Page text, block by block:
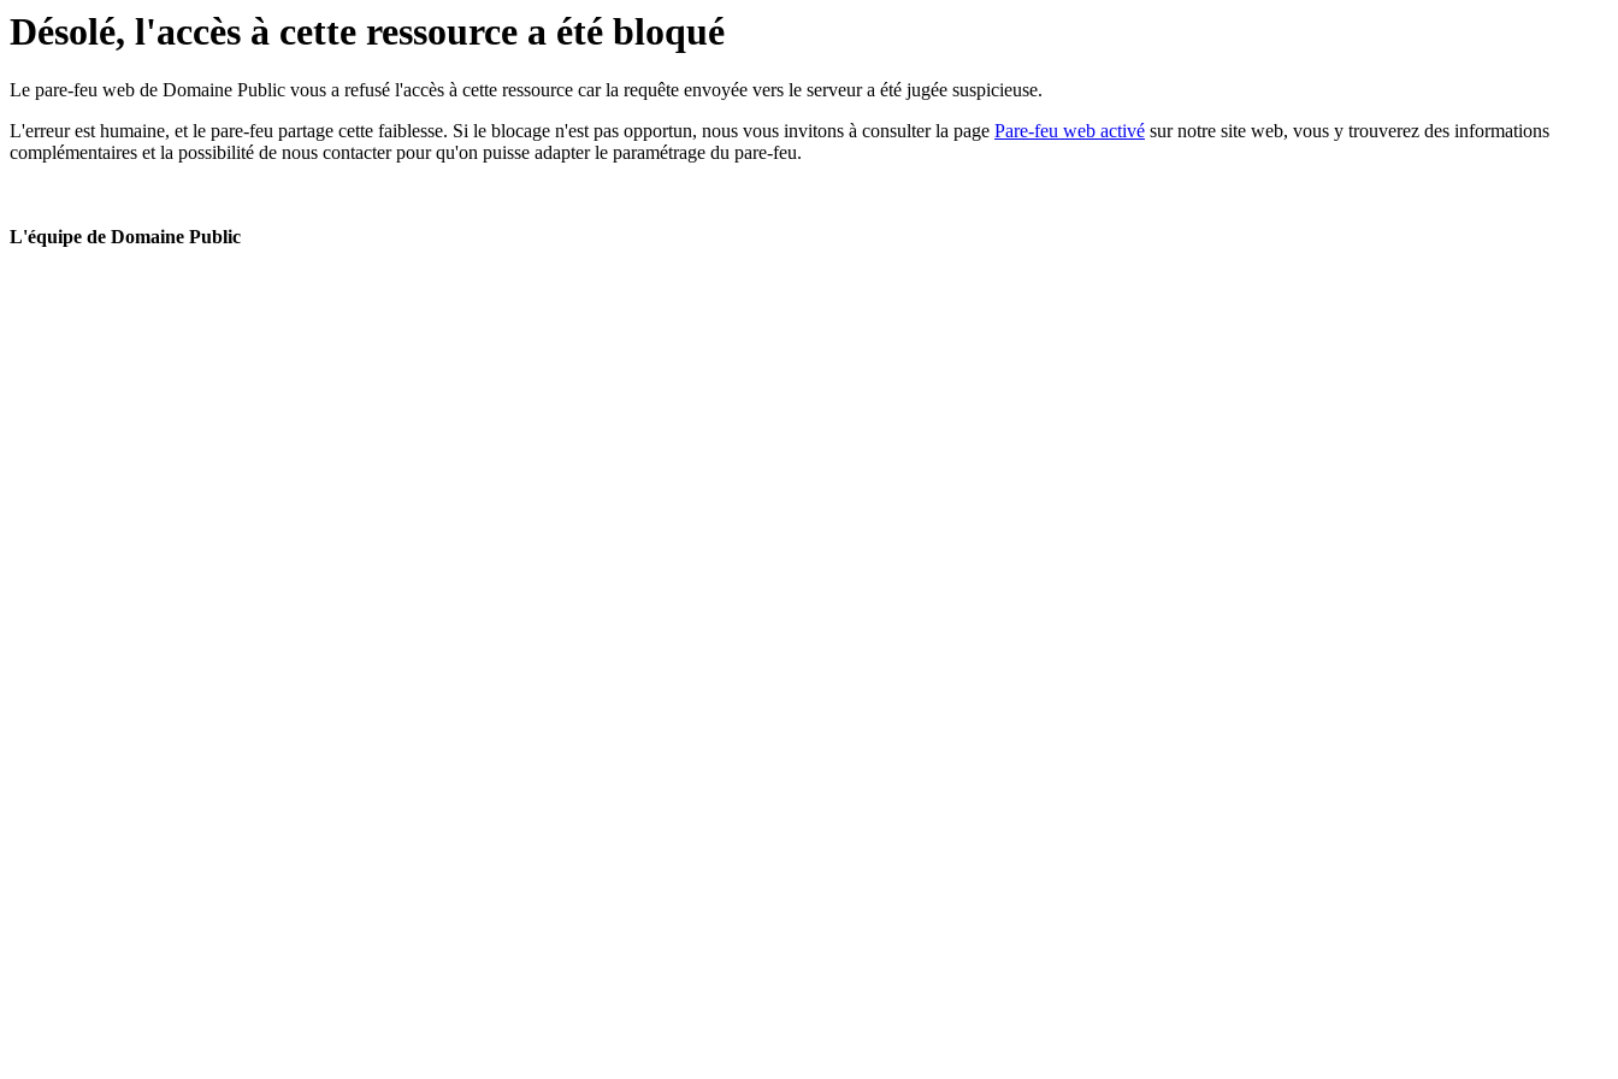
Désolé, l'accès à cette ressource a été bloqué
Le pare-feu web de Domaine Public vous a refusé l'accès à cette ressource car la requête envoyée vers le serveur a été jugée suspicieuse.
L'erreur est humaine, et le pare-feu partage cette faiblesse. Si le blocage n'est pas opportun, nous vous invitons à consulter la page Pare-feu web activé sur notre site web, vous y trouverez des informations
complémentaires et la possibilité de nous contacter pour qu'on puisse adapter le paramétrage du pare-feu.
L'équipe de Domaine Public